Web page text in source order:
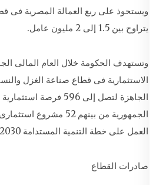
ويستحوذ على ربع العمالة المصرية فى
يتراوح بين 1.5 إلى 2 مليون عامل.
وتستهدف الحكومة خلال العام المالى
الاستثمارية فى قطاع صناعة الغزل
الجاهزة لتصل إلى 596
الجمهورية من بينهم 52
العمل على خطة التنمية المستدامة 2030.
صادرات القطاع